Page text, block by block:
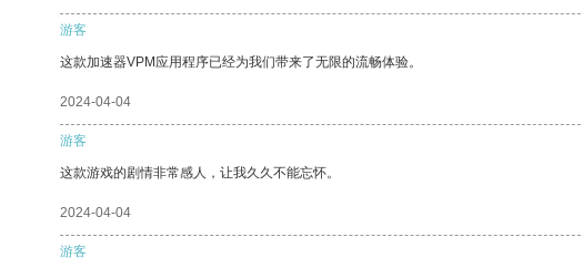
游客
这款加速器VPM应用程序已经为我们带来了无限的流畅体验。
2024-04-04
游客
这款游戏的剧情非常感人，让我久久不能忘怀。
2024-04-04
游客